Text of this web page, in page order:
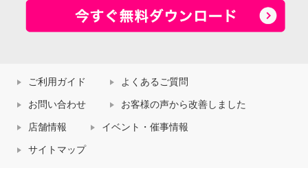
ご利用ガイド よくあるご質問
お問い合わせ お客様の声から改善しました
店舗情報 イベント・催事情報
サイトマップ